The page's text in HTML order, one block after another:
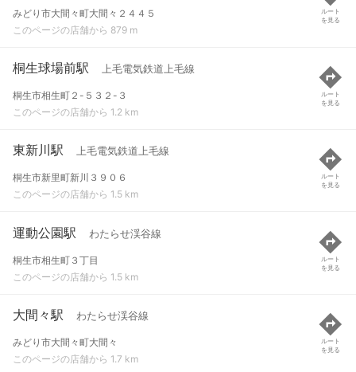
みどり市大間々町大間々２４４５
このページの店舗から 879 m
ルート
を見る
桐生球場前駅 上毛電気鉄道上毛線
桐生市相生町２-５３２-３
このページの店舗から 1.2 km
ルート
を見る
東新川駅 上毛電気鉄道上毛線
桐生市新里町新川３９０６
このページの店舗から 1.5 km
ルート
を見る
運動公園駅 わたらせ渓谷線
桐生市相生町３丁目
このページの店舗から 1.5 km
ルート
を見る
大間々駅 わたらせ渓谷線
みどり市大間々町大間々
このページの店舗から 1.7 km
ルート
を見る